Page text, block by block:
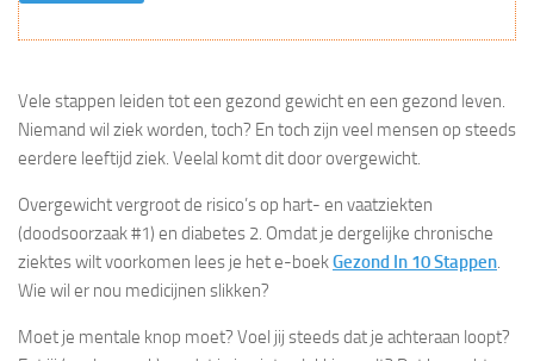
Vele stappen leiden tot een gezond gewicht en een gezond leven.
Niemand wil ziek worden, toch? En toch zijn veel mensen op steeds
eerdere leeftijd ziek. Veelal komt dit door overgewicht.
Overgewicht vergroot de risico’s op hart- en vaatziekten
(doodsoorzaak #1) en diabetes 2. Omdat je dergelijke chronische
ziektes wilt voorkomen lees je het e-boekGezond In 10 Stappen.
Wie wil er nou medicijnen slikken?
Moet je mentale knop moet? Voel jij steeds dat je achteraan loopt?